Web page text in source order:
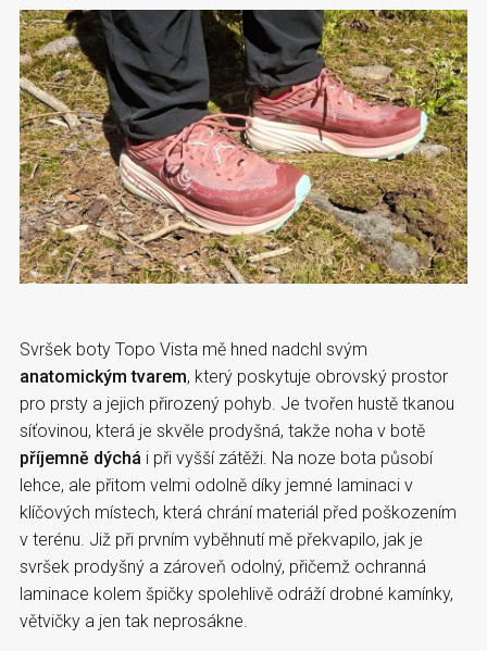
Svršek boty Topo Vista mě hned nadchl svým
anatomickým tvarem, který poskytuje obrovský prostor
pro prsty a jejich přirozený pohyb. Je tvořen hustě tkanou
síťovinou, která je skvěle prodyšná, takže noha v botě
příjemně dýchá i při vyšší zátěži. Na noze bota působí
lehce, ale přitom velmi odolně díky jemné laminaci v
klíčových místech, která chrání materiál před poškozením
v terénu. Již při prvním vyběhnutí mě překvapilo, jak je
svršek prodyšný a zároveň odolný, přičemž ochranná
laminace kolem špičky spolehlivě odráží drobné kamínky,
větvičky a jen tak neprosákne.